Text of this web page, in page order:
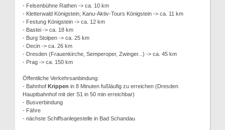
- Felsenbühne Rathen -> ca. 10 km
- Kletterwald Königstein; Kanu-Aktiv-Tours Königstein -> ca. 11 km
- Festung Königstein -> ca. 12 km
- Bastei -> ca. 18 km
- Burg Stolpen -> ca. 25 km
- Decin -> ca. 26 km
- Dresden (Frauenkirche, Semperoper, Zwinger...) -> ca. 45 km
- Prag -> ca. 150 km
Öffentliche Verkehrsanbindung:
- Bahnhof Krippen in 8 Minuten fußläufig zu erreichen (Dresden
Hauptbahnhof mit der S1 in 50 min erreichbar)
- Busverbindung
- Fähre
- nächste Schiffsanlegestelle in Bad Schandau